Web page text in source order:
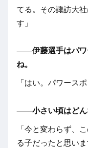
てる。その諏訪大
す」
――伊藤選手はパ
ね。
「はい。パワース
――小さい頃はど
「今と変わらず、
る子だったと思い